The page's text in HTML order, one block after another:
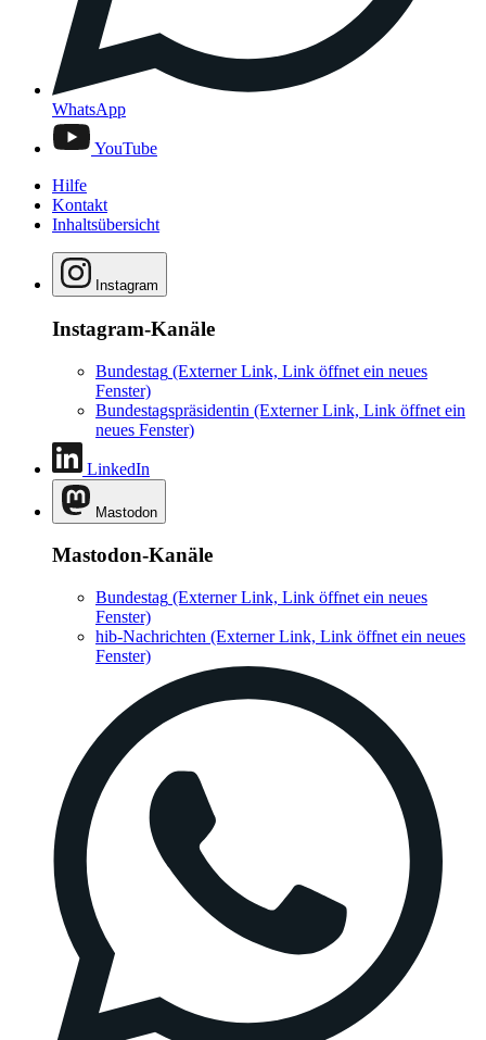
WhatsApp
YouTube
Hilfe
Kontakt
Inhaltsübersicht
Instagram
Instagram-Kanäle
Bundestag (Externer Link, Link öffnet ein neues
Fenster)
Bundestagspräsidentin (Externer Link, Link öffnet ein
neues Fenster)
LinkedIn
Mastodon
Mastodon-Kanäle
Bundestag (Externer Link, Link öffnet ein neues
Fenster)
hib-Nachrichten (Externer Link, Link öffnet ein neues
Fenster)